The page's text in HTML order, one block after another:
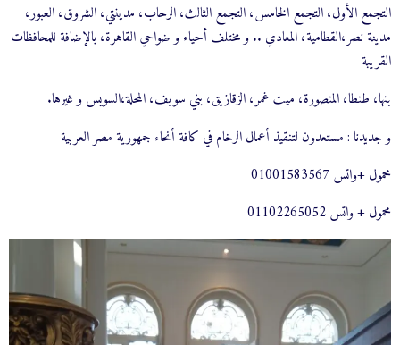
التجمع الأول، التجمع الخامس، التجمع الثالث، الرحاب، مدينتي، الشروق، العبور،
مدينة نصر،القطامية، المعادي .. و مختلف أحياء و ضواحي القاهرة، بالإضافة للمحافظات
القريبة
بنها، طنطا، المنصورة، ميت غمر، الزقازيق، بني سويف، المحلة،السويس و غيرها.
و جديدنا : مستعدون لتنقيذ أعمال الرخام في كافة أنحاء جمهورية مصر العربية
محمول +واتس 01001583567
محمول + واتس 01102265052